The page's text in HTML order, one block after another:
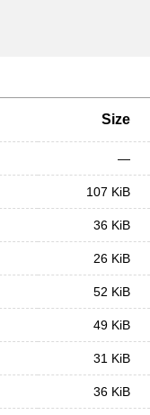
Size
—
107 KiB
36 KiB
26 KiB
52 KiB
49 KiB
31 KiB
36 KiB